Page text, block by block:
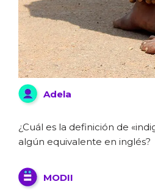
Adela
¿Cuál es la definición de
algún equivalente en inglés?
MODII